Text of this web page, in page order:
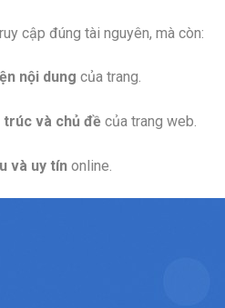
cập đúng tài nguyên, mà còn:
nội dung của trang.
trúc và chủ đềcủa trang web.
và uy tínonline.